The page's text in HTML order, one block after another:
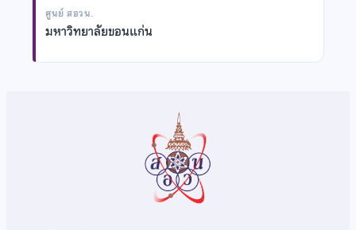
ศูนย์ สอวน.
มหาวิทยาลัยขอนแก่น